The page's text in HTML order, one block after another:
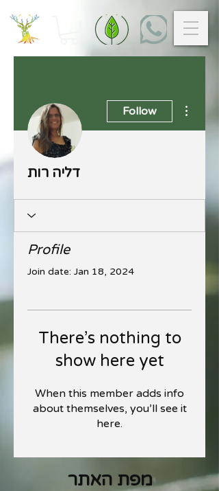
Follow
דליה רות
Profile
Join date: Jan 18, 2024
There’s nothing to
show here yet
When this member adds info
about themselves, you’ll see it
here.
מפת האתר